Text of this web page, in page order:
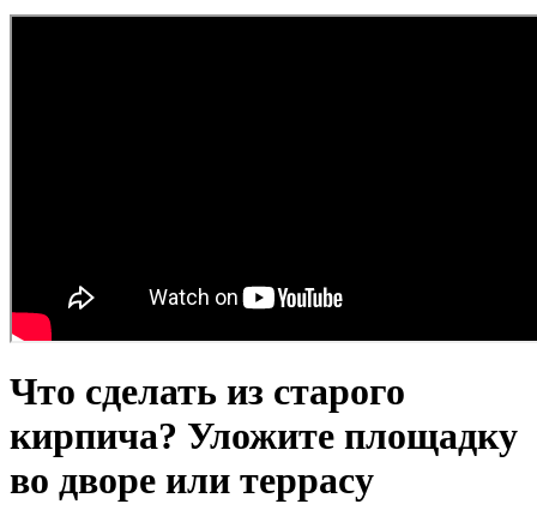
Что сделать из старого
кирпича? Уложите площадку
во дворе или террасу